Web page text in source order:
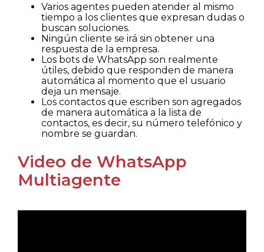
Varios agentes pueden atender al mismo
tiempo a los clientes que expresan dudas o
buscan soluciones.
Ningún cliente se irá sin obtener una
respuesta de la empresa.
Los bots de WhatsApp son realmente
útiles, debido que responden de manera
automática al momento que el usuario
deja un mensaje.
Los contactos que escriben son agregados
de manera automática a la lista de
contactos, es decir, su número telefónico y
nombre se guardan.
Video de WhatsApp
Multiagente